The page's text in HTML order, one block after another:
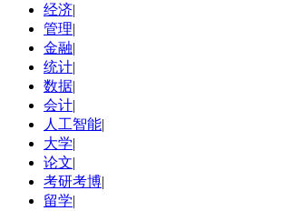
经济|
管理|
金融|
统计|
数据|
会计|
人工智能|
大学|
论文|
考研考博|
留学|